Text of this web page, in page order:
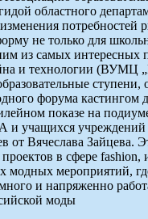
областного
изменения
не только для
из самых интересных
и технологии (ВУМЦ
форума кастингом
показе на
и учащихся учреждений
от Вячеслава Зайцева.
в сфере
модных мероприятий,
и напряженно